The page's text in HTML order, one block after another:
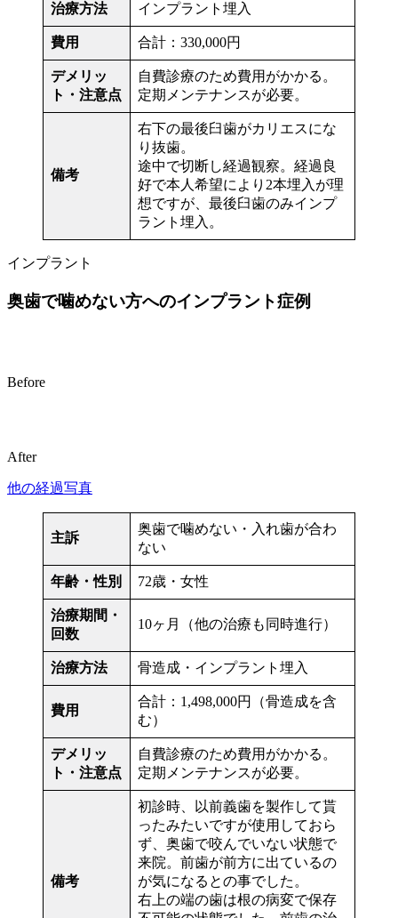
治療方法 インプラント埋入
費用 合計：330,000円
デメリッ
ト・注意点
自費診療のため費用がかかる。
定期メンテナンスが必要。
備考
右下の最後臼歯がカリエスにな
り抜歯。
途中で切断し経過観察。経過良
好で本人希望により2本埋入が理
想ですが、最後臼歯のみインプ
ラント埋入。
インプラント
奥歯で噛めない方へのインプラント症例
Before
After
他の経過写真
主訴
奥歯で噛めない・入れ歯が合わ
ない
年齢・性別 72歳・女性
治療期間・
回数
10ヶ月（他の治療も同時進行）
治療方法 骨造成・インプラント埋入
費用
合計：1,498,000円（骨造成を含
む）
デメリッ
ト・注意点
自費診療のため費用がかかる。
定期メンテナンスが必要。
備考
初診時、以前義歯を製作して貰
ったみたいですが使用しておら
ず、奥歯で咬んでいない状態で
来院。前歯が前方に出ているの
が気になるとの事でした。
右上の端の歯は根の病変で保存